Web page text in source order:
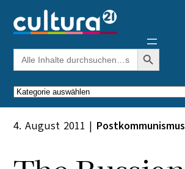
Inhalt
springen
Search
for:
Search Button
Kategorien
4. August 2011 | Postkommunismus